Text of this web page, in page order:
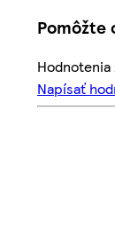
Pomôžte
Napísať